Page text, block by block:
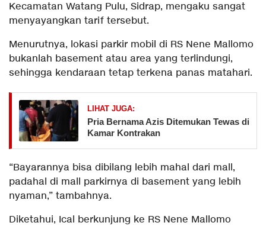
Kecamatan Watang Pulu, Sidrap, mengaku sangat
menyayangkan tarif tersebut.
Menurutnya, lokasi parkir mobil di RS Nene Mallomo
bukanlah basement atau area yang terlindungi,
sehingga kendaraan tetap terkena panas matahari.
LIHAT JUGA:
Pria Bernama Azis Ditemukan Tewas di
Kamar Kontrakan
“Bayarannya bisa dibilang lebih mahal dari mall,
padahal di mall parkirnya di basement yang lebih
nyaman,” tambahnya.
Diketahui, Ical berkunjung ke RS Nene Mallomo